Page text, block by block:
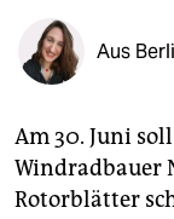
shop
fragen & hilfe
unterstützen
abo
Aus
Am 30. Juni
Windradbauer
Rotorblätter